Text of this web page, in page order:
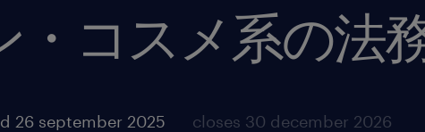
・コスメ系の法
26 september 2025 closes 30 december 2026